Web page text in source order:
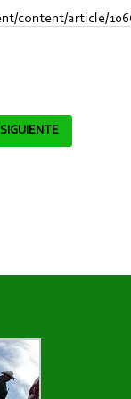
content/article/